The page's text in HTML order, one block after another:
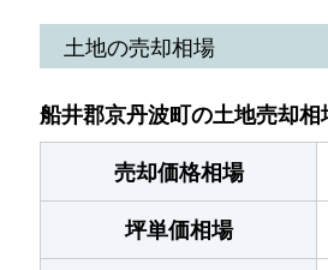
土地の売却相場
船井郡京丹波町の土地売却相
売却価格相場
坪単価相場